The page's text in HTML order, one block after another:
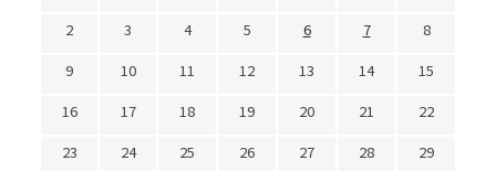
2
3 4 5 6 7
8
9
10 11 12 13 14
15
16
17 18 19 20 21
22
23
24 25 26 27 28
29